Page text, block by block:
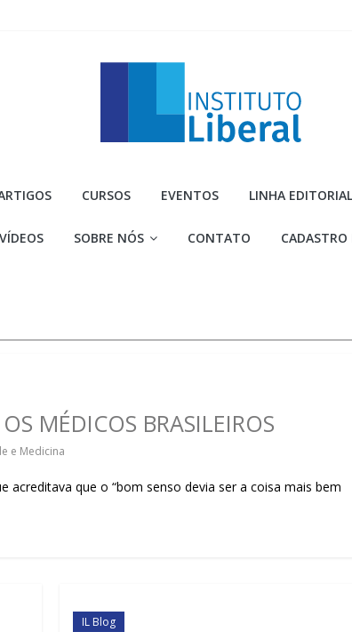
Liberal
mais
sociedade.
CURSOS EVENTOS LINHA EDITORIAL
VÍDEOS SOBRE NÓS CONTATO CADASTRO
MÉDICOS BRASILEIROS
e Medicina
acreditava que o “bom senso devia ser a coisa mais bem
IL Blog